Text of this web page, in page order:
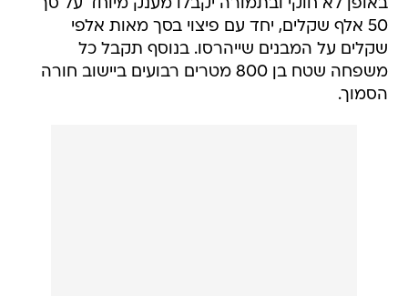
באופן לא חוקי ובתמורה יקבלו מענק מיוחד על סך
50 אלף שקלים, יחד עם פיצוי בסך מאות אלפי
שקלים על המבנים שייהרסו. בנוסף תקבל כל
משפחה שטח בן 800 מטרים רבועים ביישוב חורה
הסמוך.